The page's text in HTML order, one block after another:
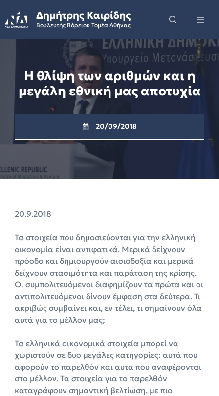
to
content
Δημήτρης Καιρίδης
Βουλευτής Βόρειου Τομέα Αθήνας
Η θλίψη των αριθμών και η
μεγάλη εθνική μας αποτυχία
20/09/2018
20.9.2018
Τα στοιχεία που δημοσιεύονται για την ελληνική
οικονομία είναι αντιφατικά. Μερικά δείχνουν
πρόοδο και δημιουργούν αισιοδοξία και μερικά
δείχνουν στασιμότητα και παράταση της κρίσης.
Οι συμπολιτευόμενοι διαφημίζουν τα πρώτα και οι
αντιπολιτευόμενοι δίνουν έμφαση στα δεύτερα. Τι
ακριβώς συμβαίνει και, εν τέλει, τι σημαίνουν όλα
αυτά για το μέλλον μας;
Τα ελληνικά οικονομικά στοιχεία μπορεί να
χωριστούν σε δυο μεγάλες κατηγορίες: αυτά που
αφορούν το παρελθόν και αυτά που αναφέρονται
στο μέλλον. Τα στοιχεία για το παρελθόν
καταγράφουν σημαντική βελτίωση, με πιο